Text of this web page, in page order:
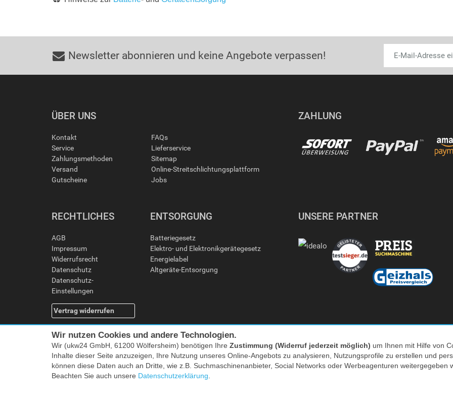
Newsletter abonnieren und keine Angebote verpassen!
ÜBER UNS
Kontakt
Service
Zahlungsmethoden
Versand
Gutscheine
FAQs
Lieferservice
Sitemap
Online-Streitschlichtungsplattform
Jobs
ZAHLUNG
RECHTLICHES
AGB
Impressum
Widerrufsrecht
Datenschutz
Datenschutz-
Einstellungen
Vertrag widerrufen
ENTSORGUNG
Batteriegesetz
Elektro- und Elektronikgerätegesetz
Energielabel
Altgeräte-Entsorgung
UNSERE PARTNER
Facebook |twitter
Alle Preise inkl. MwSt. zzgl. Versand | *) Unverbindliche Preisempfehlung | **) Ehemaliger
Wir nutzen Cookies und andere Technologien.
Wir (ukw24 GmbH, 61200 Wölfersheim) benötigen Ihre Zustimmung (Widerruf jederzeit möglich) um Ihnen mit Hilfe von
Inhalte dieser Seite anzuzeigen, Ihre Nutzung unseres Online-Angebots zu analysieren, Nutzungsprofile zu erstellen und
können diese Daten auch an Dritte, wie z.B. Suchmaschinenanbieter, Social Networks oder Werbeagenturen
Beachten Sie auch unsere Datenschutzerklärung.